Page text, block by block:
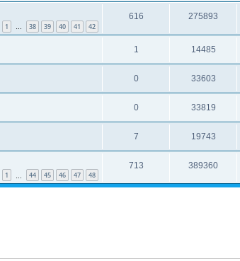
1 … 38 39 40 41 42
616 275893
1 14485
0 33603
0 33819
7 19743
1 44 45 46 47 48
713 389360